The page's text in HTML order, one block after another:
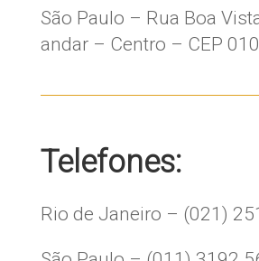
São Paulo – Rua Boa
andar – Centro – CEP
Telefones:
Rio de Janeiro – (021)